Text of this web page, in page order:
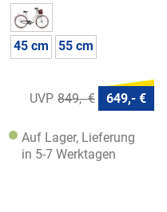
45 cm 55 cm
849,- € 649,- €
Auf Lager, Lieferung
in 5-7 Werktagen